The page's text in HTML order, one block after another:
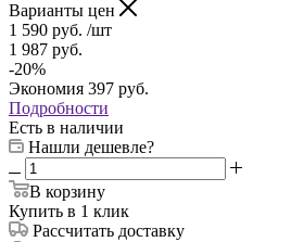
Варианты цен
1 590 руб. /шт
1 987 руб.
-20%
Экономия 397 руб.
Подробности
Есть в наличии
Нашли дешевле?
В корзину
Купить в 1 клик
Рассчитать доставку